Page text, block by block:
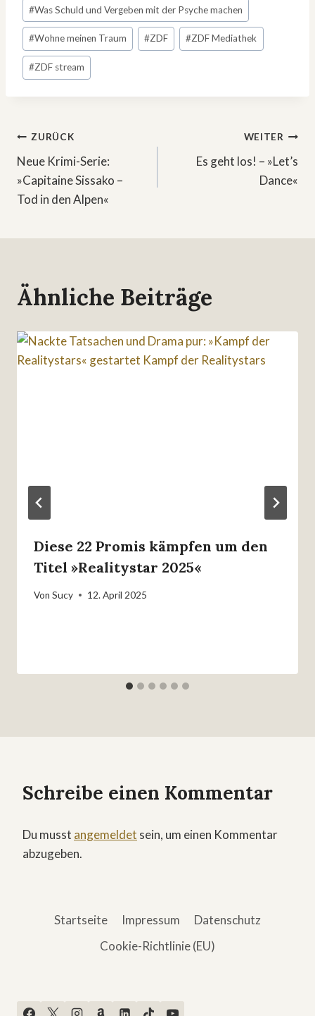
#Was Schuld und Vergeben mit der Psyche machen
#Wohne meinen Traum #ZDF #ZDF Mediathek
#ZDF stream
Beitragsnavigation
ZURÜCK
Neue Krimi-Serie:
»Capitaine Sissako –
Tod in den Alpen«
WEITER
Es geht los! – »Let’s
Dance«
Ähnliche Beiträge
Diese 22 Promis kämpfen um den
Titel »Realitystar 2025«
Von Sucy 12. April 2025
Schreibe einen Kommentar
Du musst angemeldet sein, um einen Kommentar
abzugeben.
Startseite Impressum
Datenschutz
Cookie-Richtlinie (EU)